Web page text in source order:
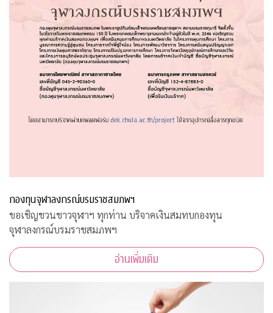
กองทุนจุฬาลงกรณ์บรมราชสมภพฯ
ขอเชิญชวนชาวจุฬาฯ ทุกท่าน บริจาคเงินสมทบกองทุน
จุฬาลงกรณ์บรมราชสมภพฯ
อ่านเพิ่มเติม